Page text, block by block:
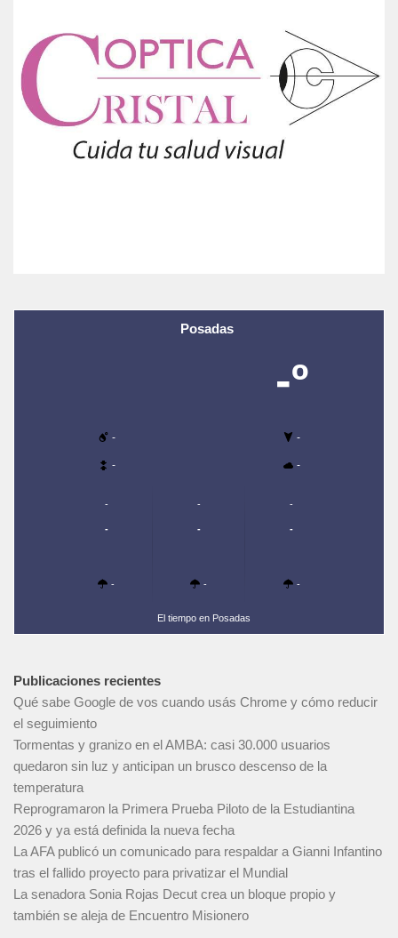
Posadas
-º
- -
- -
-
-
-
-
-
-
-
-
-
El tiempo en Posadas
Publicaciones recientes
Qué sabe Google de vos cuando usás Chrome y cómo reducir
el seguimiento
Tormentas y granizo en el AMBA: casi 30.000 usuarios
quedaron sin luz y anticipan un brusco descenso de la
temperatura
Reprogramaron la Primera Prueba Piloto de la Estudiantina
2026 y ya está definida la nueva fecha
La AFA publicó un comunicado para respaldar a Gianni Infantino
tras el fallido proyecto para privatizar el Mundial
La senadora Sonia Rojas Decut crea un bloque propio y
también se aleja de Encuentro Misionero